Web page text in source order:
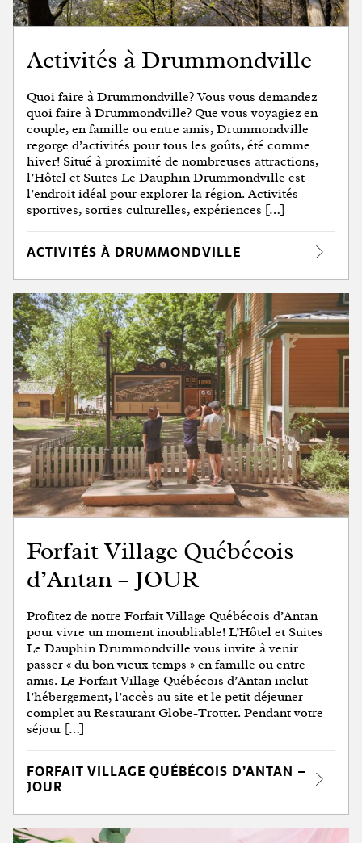
Activités à Drummondville
Quoi faire à Drummondville? Vous vous demandez
quoi faire à Drummondville? Que vous voyagiez en
couple, en famille ou entre amis, Drummondville
regorge d’activités pour tous les goûts, été comme
hiver! Situé à proximité de nombreuses attractions,
l’Hôtel et Suites Le Dauphin Drummondville est
l’endroit idéal pour explorer la région. Activités
sportives, sorties culturelles, expériences […]
ACTIVITÉS À DRUMMONDVILLE
Forfait Village Québécois
d’Antan – JOUR
Profitez de notre Forfait Village Québécois d’Antan
pour vivre un moment inoubliable! L’Hôtel et Suites
Le Dauphin Drummondville vous invite à venir
passer « du bon vieux temps » en famille ou entre
amis. Le Forfait Village Québécois d’Antan inclut
l’hébergement, l’accès au site et le petit déjeuner
complet au Restaurant Globe-Trotter. Pendant votre
séjour […]
FORFAIT VILLAGE QUÉBÉCOIS D’ANTAN –
JOUR